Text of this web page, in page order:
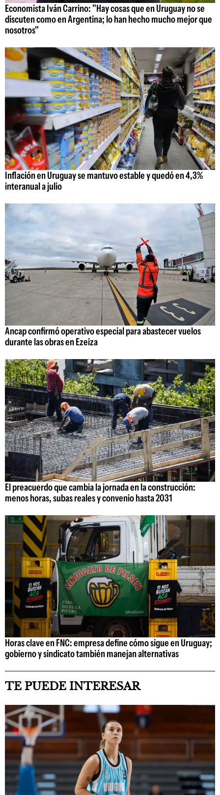
Economista Iván Carrino: "Hay cosas que en Uruguay no se
discuten como en Argentina; lo han hecho mucho mejor que
nosotros"
Inflación en Uruguay se mantuvo estable y quedó en 4,3%
interanual a julio
Ancap confirmó operativo especial para abastecer vuelos
durante las obras en Ezeiza
El preacuerdo que cambia la jornada en la construcción:
menos horas, subas reales y convenio hasta 2031
Horas clave en FNC: empresa define cómo sigue en Uruguay;
gobierno y sindicato también manejan alternativas
TE PUEDE INTERESAR